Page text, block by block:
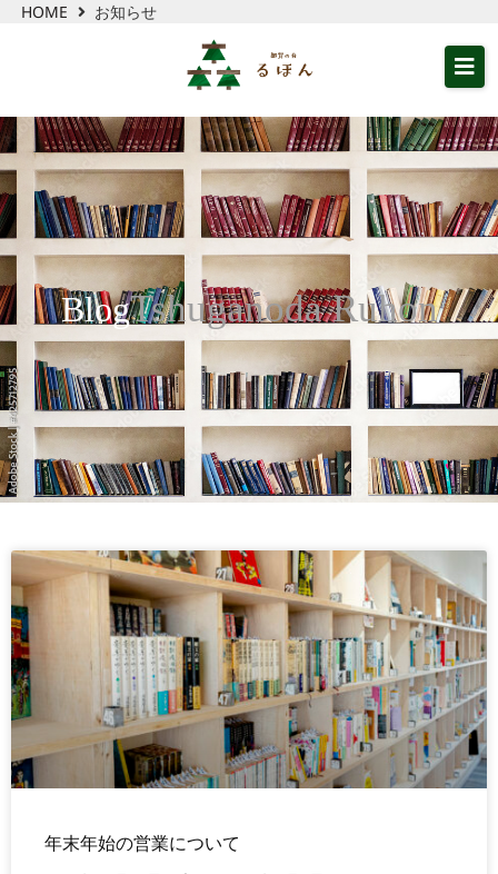
HOME お知らせ
BlogTshuganoda Ruhon
年末年始の営業について